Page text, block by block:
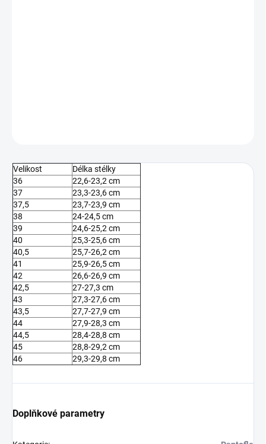
Velikost
Délka stélky
36
22,6-23,2 cm
37
23,3-23,6 cm
37,5
23,7-23,9 cm
38
24-24,5 cm
39
24,6-25,2 cm
40
25,3-25,6 cm
40,5
25,7-26,2 cm
41
25,9-26,5 cm
42
26,6-26,9 cm
42,5
27-27,3 cm
43
27,3-27,6 cm
43,5
27,7-27,9 cm
44
27,9-28,3 cm
44,5
28,4-28,8 cm
45
28,8-29,2 cm
46
29,3-29,8 cm
Doplňkové parametry